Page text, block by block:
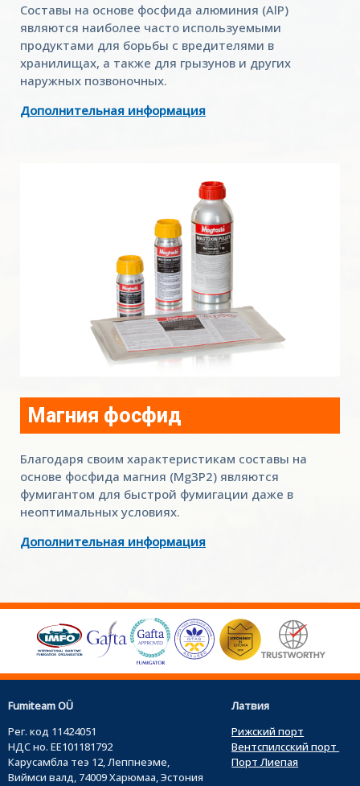
Составы на основе фосфида алюминия (AlP)
являются наиболее часто используемыми
продуктами для борьбы с вредителями в
хранилищах, а также для грызунов и других
наружных позвоночных.
Дополнительная информация
Магния фосфид
Благодаря своим характеристикам составы на
основе фосфида магния (Mg3P2) являются
фумигантом для быстрой фумигации даже в
неоптимальных условиях.
Дополнительная информация
Fumiteam OÜ
Рег. код 11424051
НДС но. EE101181792
Карусамбла теэ 12, Леппнеэме,
Виймси валд, 74009 Харюмаа, Эстония
Латвия
Рижский порт
Вентспилсский порт
Порт Лиепая